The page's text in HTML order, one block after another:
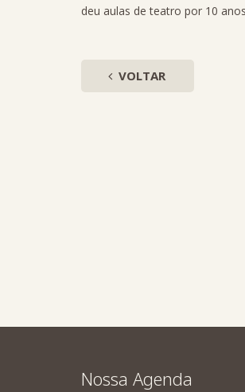
deu aulas de teatro por 10
VOLTAR
Nossa Agenda